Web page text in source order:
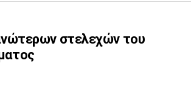
στελεχών του